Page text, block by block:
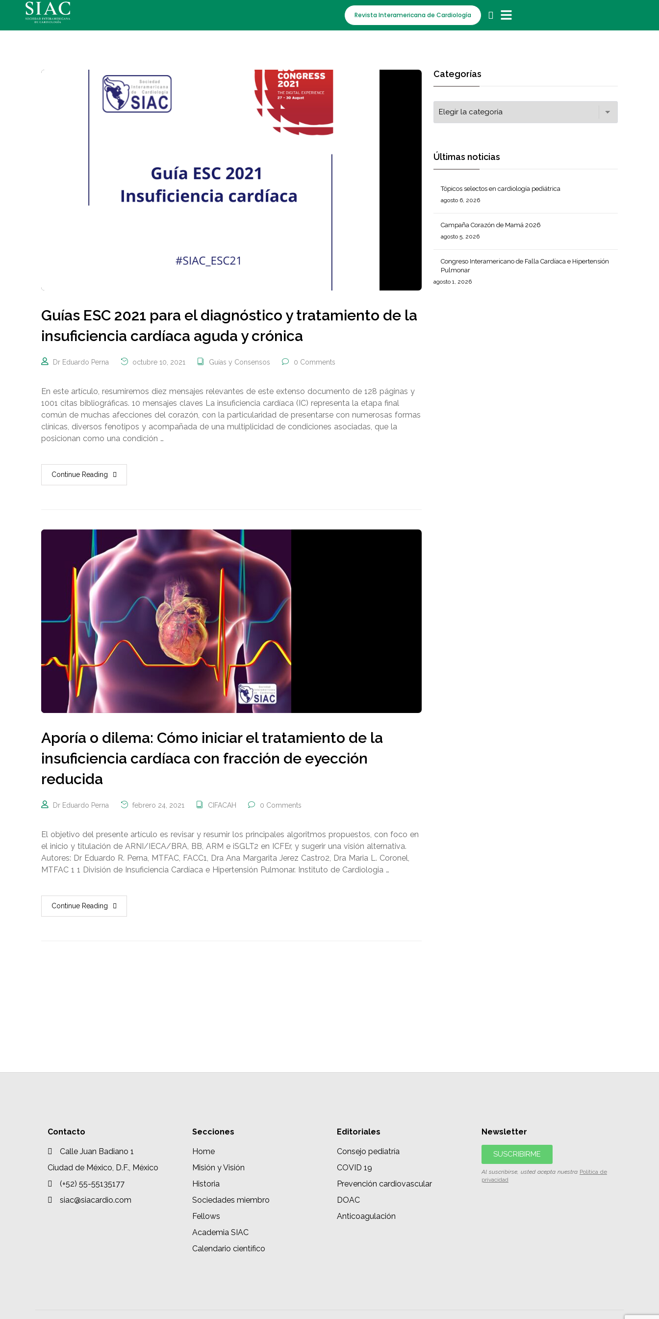
Revista Interamericana de Cardiología
Guías ESC 2021 para el diagnóstico y tratamiento de la
insuficiencia cardíaca aguda y crónica
Dr Eduardo Perna octubre 10, 2021 Guías y Consensos 0 Comments
En este artículo, resumiremos diez mensajes relevantes de este extenso documento de 128 páginas y
1001 citas bibliográficas. 10 mensajes claves La insuficiencia cardíaca (IC) representa la etapa final
común de muchas afecciones del corazón, con la particularidad de presentarse con numerosas formas
clínicas, diversos fenotipos y acompañada de una multiplicidad de condiciones asociadas, que la
posicionan como una condición …
Continue Reading
Aporía o dilema: Cómo iniciar el tratamiento de la
insuficiencia cardíaca con fracción de eyección
reducida
Dr Eduardo Perna febrero 24, 2021 CIFACAH 0 Comments
El objetivo del presente artículo es revisar y resumir los principales algoritmos propuestos, con foco en
el inicio y titulación de ARNI/IECA/BRA, BB, ARM e iSGLT2 en ICFEr, y sugerir una visión alternativa.
Autores: Dr Eduardo R. Perna, MTFAC, FACC1, Dra Ana Margarita Jerez Castro2, Dra Maria L. Coronel,
MTFAC 1 1 División de Insuficiencia Cardíaca e Hipertensión Pulmonar. Instituto de Cardiologia …
Continue Reading
Categorías
Últimas noticias
Tópicos selectos en cardiología pediátrica
agosto 6, 2026
Campaña Corazón de Mamá 2026
agosto 5, 2026
Congreso Interamericano de Falla Cardíaca e Hipertensión
Pulmonar
agosto 1, 2026
Contacto
Calle Juan Badiano 1
Ciudad de México, D.F., México
(+52) 55-55135177
siac@siacardio.com
Secciones
Home
Misión y Visión
Historia
Sociedades miembro
Fellows
Academia SIAC
Calendario científico
Editoriales
Consejo pediatría
COVID 19
Prevención cardiovascular
DOAC
Anticoagulación
Newsletter
SUSCRIBIRME
Al suscribirse, usted acepta nuestra Política de
privacidad